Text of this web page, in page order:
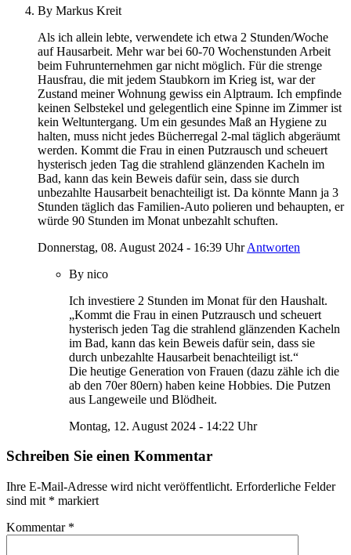
By Markus Kreit
Als ich allein lebte, verwendete ich etwa 2 Stunden/Woche
auf Hausarbeit. Mehr war bei 60-70 Wochenstunden Arbeit
beim Fuhrunternehmen gar nicht möglich. Für die strenge
Hausfrau, die mit jedem Staubkorn im Krieg ist, war der
Zustand meiner Wohnung gewiss ein Alptraum. Ich empfinde
keinen Selbstekel und gelegentlich eine Spinne im Zimmer ist
kein Weltuntergang. Um ein gesundes Maß an Hygiene zu
halten, muss nicht jedes Bücherregal 2-mal täglich abgeräumt
werden. Kommt die Frau in einen Putzrausch und scheuert
hysterisch jeden Tag die strahlend glänzenden Kacheln im
Bad, kann das kein Beweis dafür sein, dass sie durch
unbezahlte Hausarbeit benachteiligt ist. Da könnte Mann ja 3
Stunden täglich das Familien-Auto polieren und behaupten, er
würde 90 Stunden im Monat unbezahlt schuften.
Donnerstag, 08. August 2024 - 16:39 Uhr Antworten
By nico
Ich investiere 2 Stunden im Monat für den Haushalt.
„Kommt die Frau in einen Putzrausch und scheuert
hysterisch jeden Tag die strahlend glänzenden Kacheln
im Bad, kann das kein Beweis dafür sein, dass sie
durch unbezahlte Hausarbeit benachteiligt ist.“
Die heutige Generation von Frauen (dazu zähle ich die
ab den 70er 80ern) haben keine Hobbies. Die Putzen
aus Langeweile und Blödheit.
Montag, 12. August 2024 - 14:22 Uhr
Schreiben Sie einen Kommentar
Ihre E-Mail-Adresse wird nicht veröffentlicht. Erforderliche Felder
sind mit * markiert
Kommentar *